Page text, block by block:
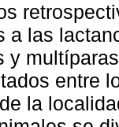
a las
y
entre
la